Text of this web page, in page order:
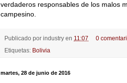
verdaderos responsables de los malos
campesino.
Publicado por industry en 11:07
0
Etiquetas: Bolivia
martes, 28 de junio de 2016